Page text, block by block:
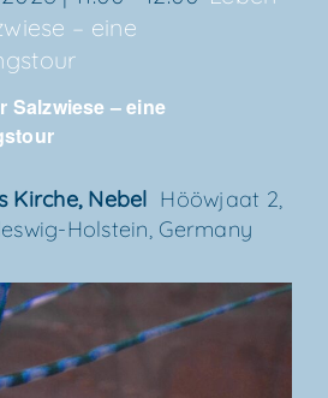
Salz­wie­se – eine
– eine
Kir­che, Nebel Höö­wjaat 2,
Hol­stein, Germany